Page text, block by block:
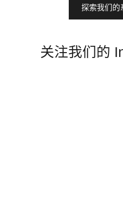
探索我们的
关注我们的